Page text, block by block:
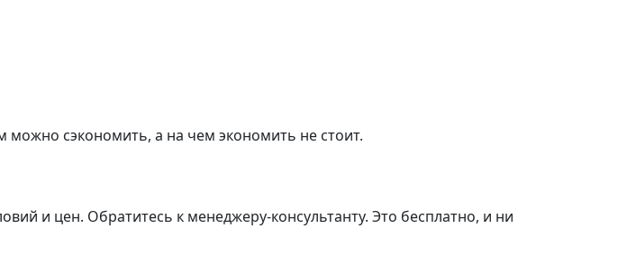
сэкономить, а на чем экономить не стоит.
и цен. Обратитесь к менеджеру-консультанту. Это бесплатно, и ни